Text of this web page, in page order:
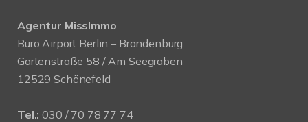
Agentur MissImmo
Büro Airport Berlin – Brandenburg
Gartenstraße 58 / Am Seegraben
12529 Schönefeld
Tel.: 030 / 70 78 77 74